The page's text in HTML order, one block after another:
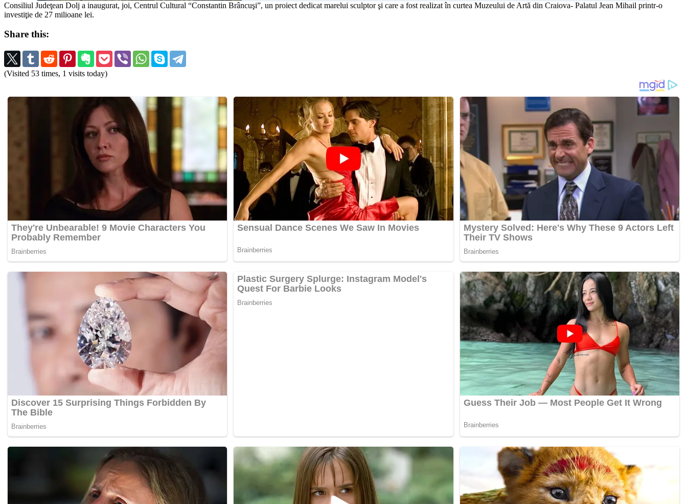
Consiliul Judeţean Dolj a inaugurat, joi, Centrul Cultural “Constantin Brâncuşi”, un proiect dedicat marelui sculptor şi care a fost realizat în curtea Muzeului de Artă din Craiova- Palatul Jean Mihail printr-o
investiţie de 27 milioane lei.
Share this:
(Visited 53 times, 1 visits today)